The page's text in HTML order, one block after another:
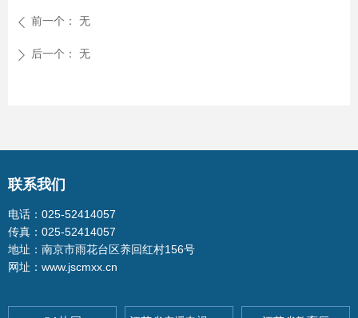
ꄴ 前一个： 无
ꄲ 后一个： 无
联系我们
电话：025-52414057
传真：025-52414057
地址：南京市雨花台区养回红村156号
网址：www.jscmxx.cn